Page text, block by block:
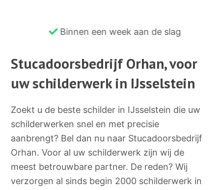
Binnen een week aan de slag
Stucadoorsbedrijf Orhan, voor
uw schilderwerk in IJsselstein
Zoekt u de beste schilder in IJsselstein die uw
schilderwerken snel en met precisie
aanbrengt? Bel dan nu naar Stucadoorsbedrijf
Orhan. Voor al uw schilderwerk zijn wij de
meest betrouwbare partner. De reden? Wij
verzorgen al sinds begin 2000 schilderwerk in